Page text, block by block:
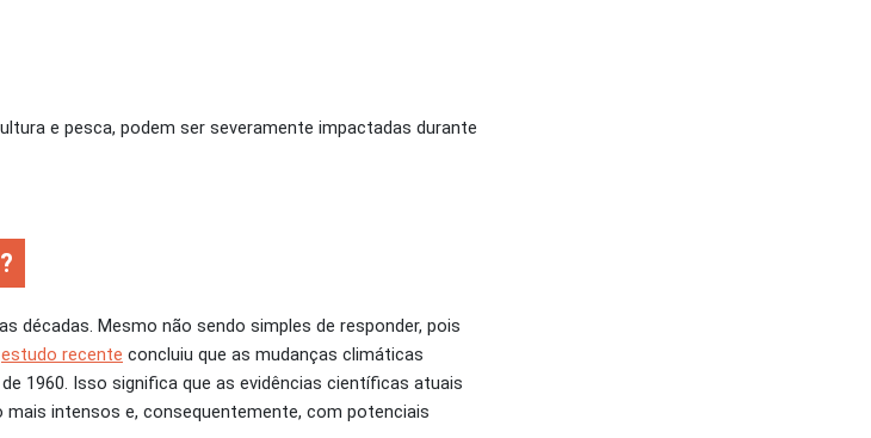
e pesca, podem ser severamente impactadas durante
décadas. Mesmo não sendo simples de responder, pois
estudo recente concluiu que as mudanças climáticas
1960. Isso significa que as evidências científicas atuais
intensos e, consequentemente, com potenciais